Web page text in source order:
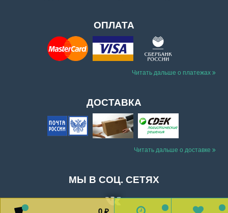
₽
ОПЛАТА
Читать дальше о платежах
ДОСТАВКА
Читать дальше о доставке
МЫ В СОЦ. СЕТЯХ